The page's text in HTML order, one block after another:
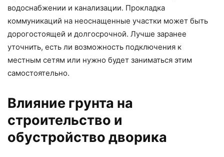
водоснабжении и канализации. Прокладка
коммуникаций на неоснащенные участки может быть
дорогостоящей и долгосрочной. Лучше заранее
уточнить, есть ли возможность подключения к
местным сетям или нужно будет заниматься этим
самостоятельно.
Влияние грунта на
строительство и
обустройство дворика